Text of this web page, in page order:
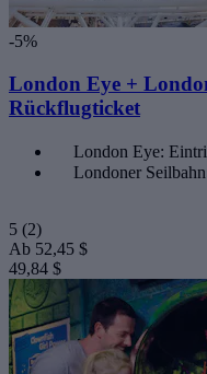
-5%
London Eye +
Rückflugticket
London Eye:
Londoner
5 (2)
Ab 52,45 $
49,84 $